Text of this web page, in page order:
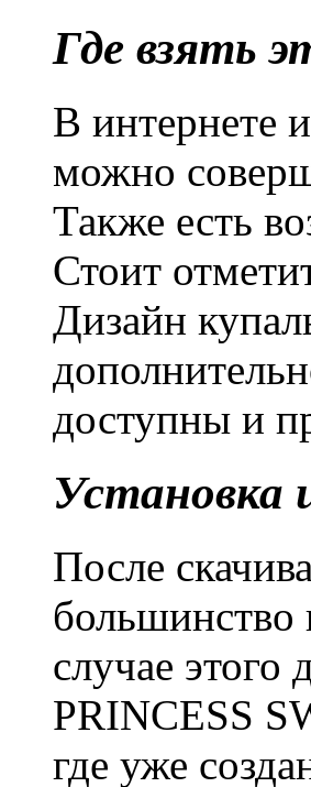
Где взять
В интернете
можно
Также есть
Стоит
Дизайн
доступны и
Установка
После
большинство
случае этого
PRINCESS
где уже